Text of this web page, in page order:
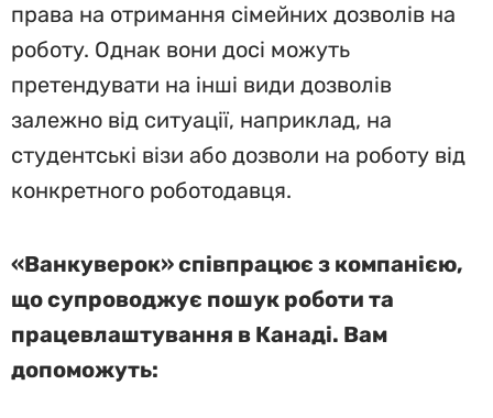
права на отримання сімейних дозволів на
роботу. Однак вони досі можуть
претендувати на інші види дозволів
залежно від ситуації, наприклад, на
студентські візи або дозволи на роботу від
конкретного роботодавця.
«Ванкуверок» співпрацює з компанією,
що супроводжує пошук роботи та
працевлаштування в Канаді. Вам
допоможуть: